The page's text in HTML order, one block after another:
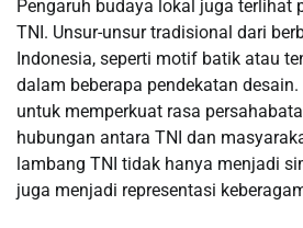
Pengaruh budaya lokal juga terlihat
TNI. Unsur-unsur tradisional dari
Indonesia, seperti motif batik atau
dalam beberapa pendekatan
untuk memperkuat rasa
hubungan antara TNI dan
lambang TNI tidak hanya menjadi
juga menjadi representasi